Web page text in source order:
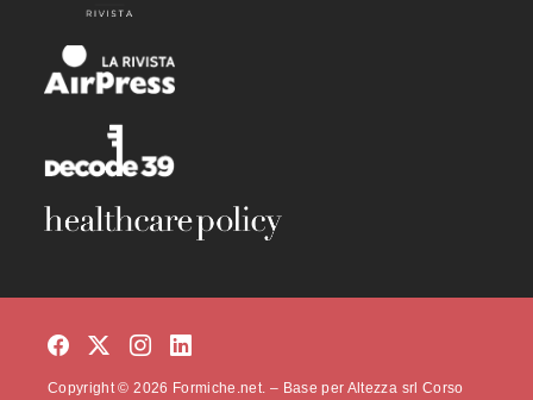
Copyright © 2026 Formiche.net. – Base per Altezza srl Corso